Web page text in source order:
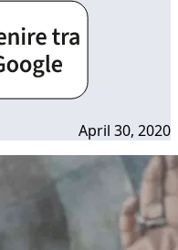
April 30, 2020